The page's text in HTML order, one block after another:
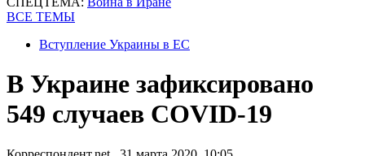
ВСЕ ТЕМЫ
Вступление Украины в ЕС
В Украине зафиксировано
549 случаев COVID-19